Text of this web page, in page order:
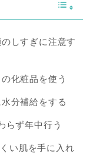
しすぎに注意す
化粧品を使う
分補給をする
らず年中行う
い肌を手に入れ